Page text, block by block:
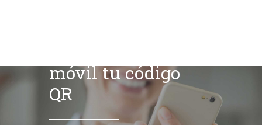
móvil tu código
QR